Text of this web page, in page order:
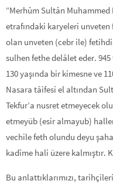
“Merhûm Sultân
etrafındaki karyeleri
olan unveten (cebr ile)
sulhen fethe delâlet eder.
130 yaşında bir kimesne ve
Nasara tâifesi el altından
Tekfur’a nusret etmeyecek
etmeyüb (esir almayub)
vechile feth olundu deyu
kadîme hali üzere kalmıştır.
Bu anlattıklarımızı,